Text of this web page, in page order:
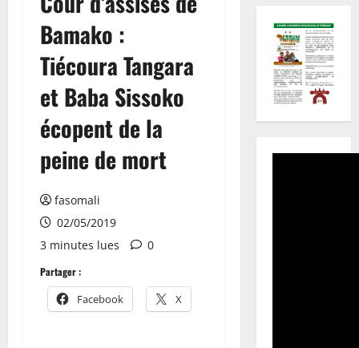
Bamako :
Tiécoura Tangara
et Baba Sissoko
écopent de la
peine de mort
fasomali
02/05/2019
3 minutes lues
0
Partager :
Facebook X